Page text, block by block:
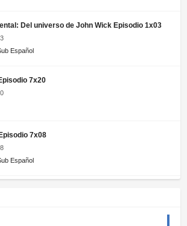
Del universo de John Wick Episodio 1x03
Español
7x20
7x08
Español